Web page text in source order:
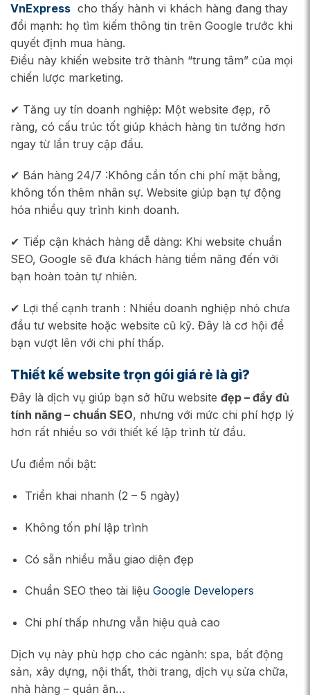
VnExpress cho thấy hành vi khách hàng đang thay
đổi mạnh: họ tìm kiếm thông tin trên Google trước khi
quyết định mua hàng.
Điều này khiến website trở thành “trung tâm” của mọi
chiến lược marketing.
✔ Tăng uy tín doanh nghiệp: Một website đẹp, rõ
ràng, có cấu trúc tốt giúp khách hàng tin tưởng hơn
ngay từ lần truy cập đầu.
✔ Bán hàng 24/7 :Không cần tốn chi phí mặt bằng,
không tốn thêm nhân sự. Website giúp bạn tự động
hóa nhiều quy trình kinh doanh.
✔ Tiếp cận khách hàng dễ dàng: Khi website chuẩn
SEO, Google sẽ đưa khách hàng tiềm năng đến với
bạn hoàn toàn tự nhiên.
✔ Lợi thế cạnh tranh : Nhiều doanh nghiệp nhỏ chưa
đầu tư website hoặc website cũ kỹ. Đây là cơ hội để
bạn vượt lên với chi phí thấp.
Thiết kế website trọn gói giá rẻ là gì?
Đây là dịch vụ giúp bạn sở hữu website đẹp – đầy đủ
tính năng – chuẩn SEO, nhưng với mức chi phí hợp lý
hơn rất nhiều so với thiết kế lập trình từ đầu.
Ưu điểm nổi bật:
Triển khai nhanh (2 – 5 ngày)
Không tốn phí lập trình
Có sẵn nhiều mẫu giao diện đẹp
Chuẩn SEO theo tài liệu Google Developers
Chi phí thấp nhưng vẫn hiệu quả cao
Dịch vụ này phù hợp cho các ngành: spa, bất động
sản, xây dựng, nội thất, thời trang, dịch vụ sửa chữa,
nhà hàng – quán ăn…